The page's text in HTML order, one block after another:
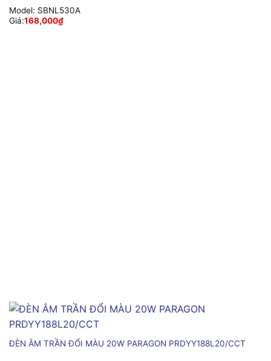
Model: SBNL530A
Giá:168,000₫
ĐÈN ÂM TRẦN ĐỔI MÀU 20W PARAGON PRDYY188L20/CCT